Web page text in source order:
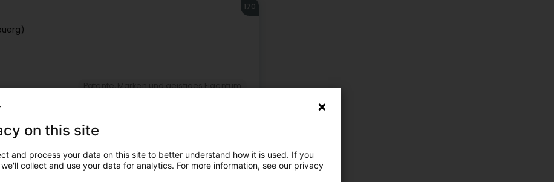
170
Patente, Marken und geistiges Eigentum
on this site
and process your data on this site to better understand how it is used. If you
collect and use your data for analytics. For more information, see our privacy